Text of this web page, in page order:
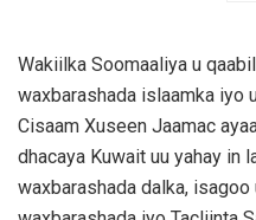
Wakiilka Soomaaliya u
waxbarashada islaamka iyo
Cisaam Xuseen Jaamac
dhacaya Kuwait uu yahay in
waxbarashada dalka,